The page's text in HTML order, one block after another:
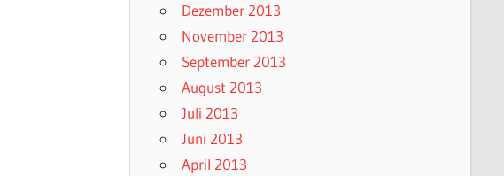
Dezember 2013
November 2013
September 2013
August 2013
Juli 2013
Juni 2013
April 2013